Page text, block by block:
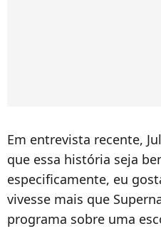
Em entrevista recente,
que essa história seja
especificamente, eu
vivesse mais que
programa sobre uma